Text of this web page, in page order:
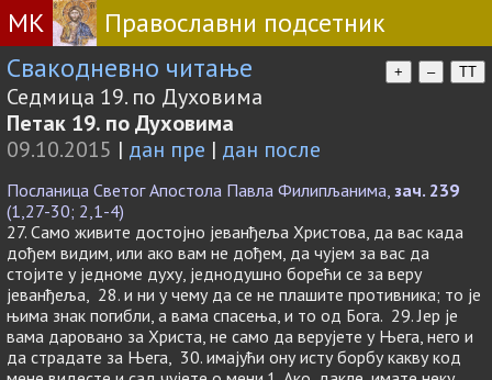
МК
Православни подсетник
Свакодневно читање
+ – TT
Седмица 19. по Духовима
Петак 19. по Духовима
09.10.2015 | дан пре | дан после
Посланица Светог Апостола Павла Филипљанима, зач. 239
(1,27-30; 2,1-4)
27. Само живите достојно јеванђеља Христова, да вас када
дођем видим, или ако вам не дођем, да чујем за вас да
стојите у једноме духу, једнодушно борећи се за веру
јеванђеља, 28. и ни у чему да се не плашите противника; то је
њима знак погибли, а вама спасења, и то од Бога. 29. Јер је
вама даровано за Христа, не само да верујете у Њега, него и
да страдате за Њега, 30. имајући ону исту борбу какву код